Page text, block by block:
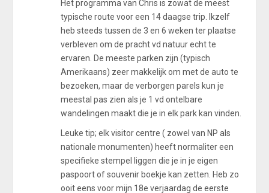
Het programma van Chris is zowat de meest
typische route voor een 14 daagse trip. Ikzelf
heb steeds tussen de 3 en 6 weken ter plaatse
verbleven om de pracht vd natuur echt te
ervaren. De meeste parken zijn (typisch
Amerikaans) zeer makkelijk om met de auto te
bezoeken, maar de verborgen parels kun je
meestal pas zien als je 1 vd ontelbare
wandelingen maakt die je in elk park kan vinden.
Leuke tip; elk visitor centre ( zowel van NP als
nationale monumenten) heeft normaliter een
specifieke stempel liggen die je in je eigen
paspoort of souvenir boekje kan zetten. Heb zo
ooit eens voor mijn 18e verjaardag de eerste